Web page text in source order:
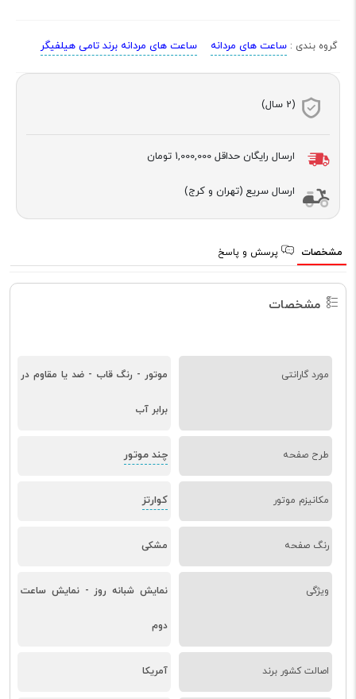
گروه بندی : ساعت های مردانه ساعت های مردانه برند تامی هیلفیگر
(2 سال)
ارسال رایگان حداقل 1,000,000 تومان
ارسال سریع (تهران و کرج)
مشخصات پرسش و پاسخ
مشخصات
مورد گارانتی موتور - رنگ قاب - ضد یا مقاوم در
برابر آب
طرح صفحه چند موتور
مکانیزم موتور کوارتز
رنگ صفحه مشکی
ویژگی نمایش شبانه روز - نمایش ساعت
دوم
اصالت کشور برند آمریکا